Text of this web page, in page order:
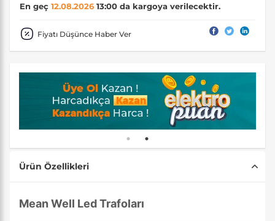
En geç 12.08.2026 13:00 da kargoya verilecektir.
Fiyatı Düşünce Haber Ver
Ürün Özellikleri
Mean Well Led Trafoları